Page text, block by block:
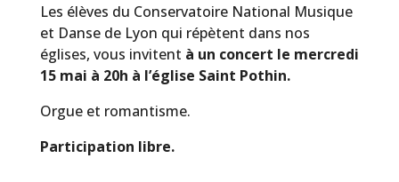
Les élèves du Conservatoire National Musique
et Danse de Lyon qui répètent dans nos
églises, vous invitent à un concert le mercredi
15 mai à 20h à l’église Saint Pothin.
Orgue et romantisme.
Participation libre.